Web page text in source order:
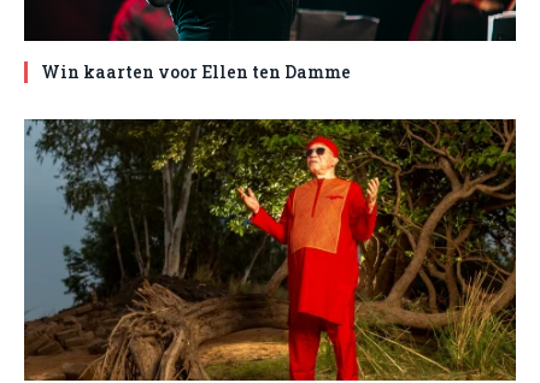
Win kaarten voor Ellen ten Damme